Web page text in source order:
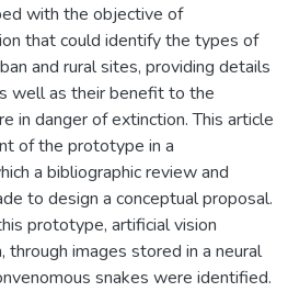
with the objective of
that could identify the types of
and rural sites, providing details
well as their benefit to the
in danger of extinction. This article
of the prototype in a
a bibliographic review and
to design a conceptual proposal.
prototype, artificial vision
through images stored in a neural
snakes were identified.